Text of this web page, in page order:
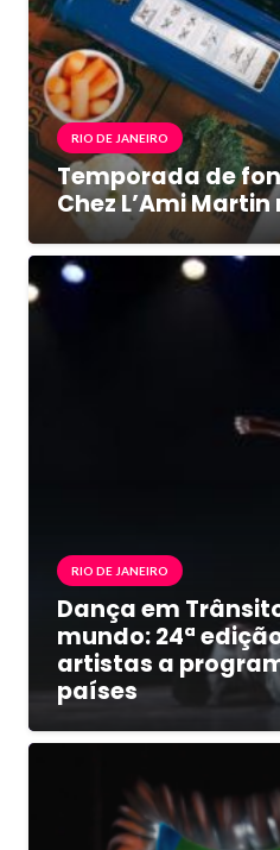
RIO DE JANEIRO
Temporada de
Chez L’Ami
RIO DE JANEIRO
Dança em
mundo: 24ª
artistas a
países